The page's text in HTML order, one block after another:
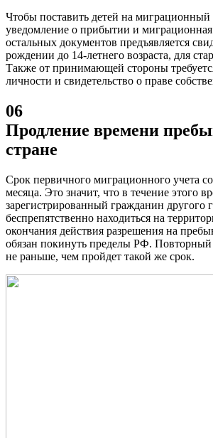
Чтобы поставить детей на миграционный
уведомление о прибытии и
остальных документов предъявляется
рождении до 14-летнего возраста, для
Также от принимающей стороны
личности и свидетельство о праве
06
Продление времени
стране
Срок первичного миграционного учета
месяца. Это значит, что в течение этого
зарегистрированный гражданин другого
беспрепятственно находиться на
окончания действия разрешения на
обязан покинуть пределы РФ. Повторный
не раньше, чем пройдет такой же срок.